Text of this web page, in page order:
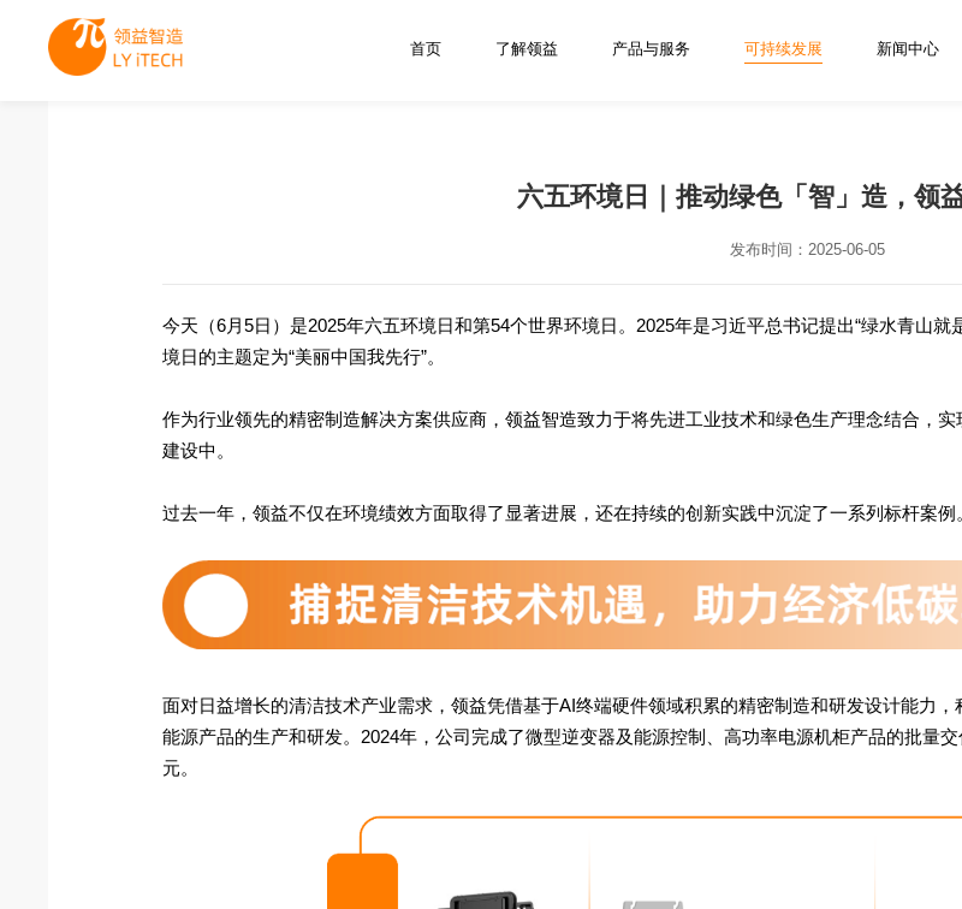
首页 了解领益 产品与服务 可持续发展 新闻中心
六五环境日｜推动绿色「智」造，领
发布时间：2025-06-05
今天（6月5日）是2025年六五环境日和第54个世界环境日。2025年是习近平总书记提出“绿水青山
境日的主题定为“美丽中国我先行”。
作为行业领先的精密制造解决方案供应商，领益智造致力于将先进工业技术和绿色生产理念结合，
建设中。
过去一年，领益不仅在环境绩效方面取得了显著进展，还在持续的创新实践中沉淀了一系列标杆案例
面对日益增长的清洁技术产业需求，领益凭借基于AI终端硬件领域积累的精密制造和研发设计能力
能源产品的生产和研发。2024年，公司完成了微型逆变器及能源控制、高功率电源机柜产品的批量
元。